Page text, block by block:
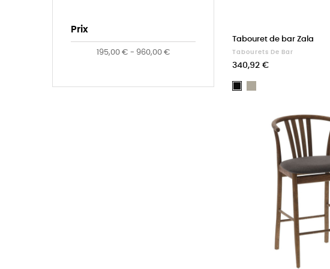
Prix
195,00 € - 960,00 €
Tabouret de bar Zala
Tabourets De Bar
Prix
340,92 €